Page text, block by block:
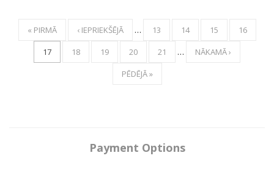
« PIRMĀ ‹ IEPRIEKŠĒJĀ … 13 14 15
16
17
18 19 20 21 …
NĀKAMĀ ›
PĒDĒJĀ »
Payment Options